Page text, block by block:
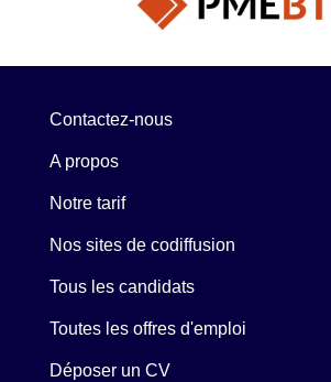
Contactez-nous
A propos
Notre tarif
Nos sites de codiffusion
Tous les candidats
Toutes les offres d'emploi
Déposer un CV